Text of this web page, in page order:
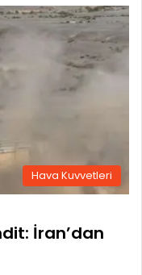
Hava Kuvvetleri
İran’dan